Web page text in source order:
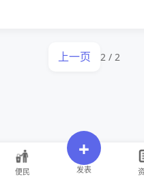
上一页 2 / 2
便民
+
发表